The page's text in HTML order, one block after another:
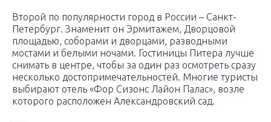
Второй по популярности город в России – Санкт-
Петербург. Знаменит он Эрмитажем, Дворцовой
площадью, соборами и дворцами, разводными
мостами и белыми ночами. Гостиницы Питера лучше
снимать в центре, чтобы за один раз осмотреть сразу
несколько достопримечательностей. Многие туристы
выбирают отель «Фор Сизонс Лайон Палас», возле
которого расположен Александровский сад.